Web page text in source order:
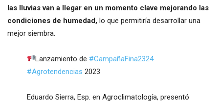
las lluvias van a llegar en un momento clave mejorando las
condiciones de humedad, lo que permitiría desarrollar una
mejor siembra.
Lanzamiento de #CampañaFina2324
#Agrotendencias 2023
Eduardo Sierra, Esp. en Agroclimatología, presentó